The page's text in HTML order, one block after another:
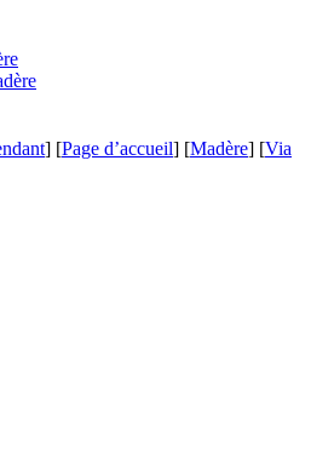
] [Page d’accueil] [Madère] [Via